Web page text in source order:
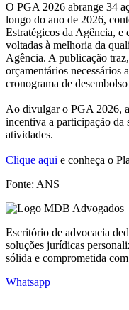
O PGA 2026 abrange 34
longo do ano de 2026,
Estratégicos da Agência, e
voltadas à melhoria da
Agência. A publicação
orçamentários necessários
cronograma de
Ao divulgar o PGA 2026,
incentiva a participação da
atividades.
Clique aqui e conheça o
Fonte: ANS
Escritório de advocacia
soluções jurídicas
sólida e comprometida
Whatsapp